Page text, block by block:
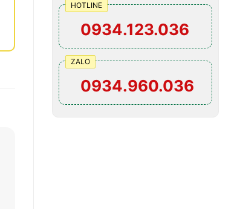
HOTLINE
0934.123.036
ZALO
0934.960.036